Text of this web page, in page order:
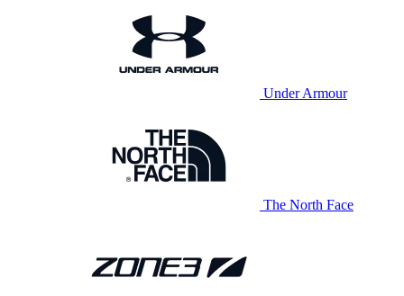
Under Armour
The North Face